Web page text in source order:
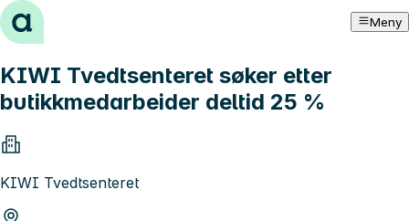
Hopp til innhold Meny
KIWI Tvedtsenteret søker etter
butikkmedarbeider deltid 25 %
KIWI Tvedtsenteret